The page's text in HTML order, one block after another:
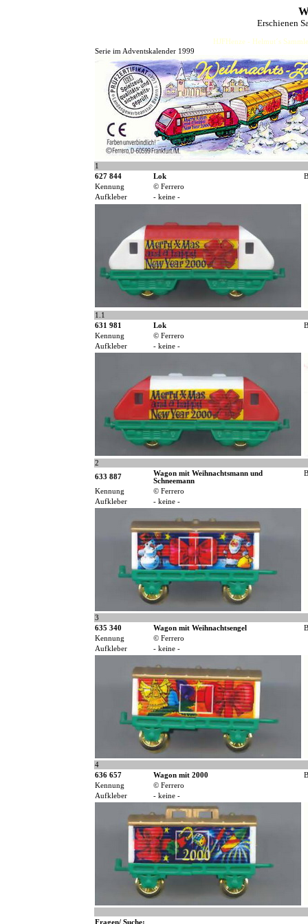
Erschienen
HJFHenze - Helmut´s
Serie im Adventskalender 1999
1
627 844
Lok
Kennung
© Ferrero
Aufkleber
- keine -
1.1
631 981
Lok
Kennung
© Ferrero
Aufkleber
- keine -
2
633 887
Wagon mit Weihnachtsmann und
Schneemann
Kennung
© Ferrero
Aufkleber
- keine -
3
635 340
Wagon mit Weihnachtsengel
Kennung
© Ferrero
Aufkleber
- keine -
4
636 657
Wagon mit 2000
Kennung
© Ferrero
Aufkleber
- keine -
Fragen/ Suche: